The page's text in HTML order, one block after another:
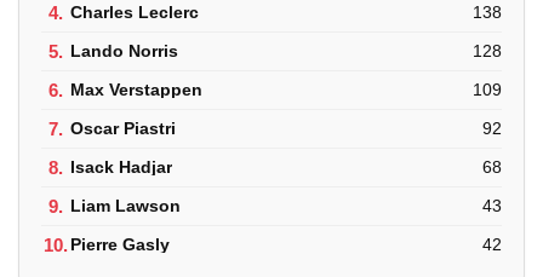
4. Charles Leclerc 138
5. Lando Norris 128
6. Max Verstappen 109
7. Oscar Piastri 92
8. Isack Hadjar 68
9. Liam Lawson 43
10.Pierre Gasly 42